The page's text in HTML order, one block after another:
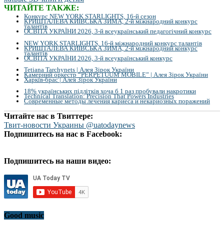
ЧИТАЙТЕ ТАКЖЕ:
Конкурс NEW YORK STARLIGHTS, 16-й сезон
КРИШТАЛЕВА КИЇВСЬКА ЗИМА, 2-й міжнародний конкурс
талантів
ОСВІТА УКРАЇНИ 2026, 3-й всеукраїнський педагогічний конкурс
NEW YORK STARLIGHTS, 16-й міжнародний конкурс талантів
КРИШТАЛЕВА КИЇВСЬКА ЗИМА, 2-й міжнародний конкурс
талантів
ОСВІТА УКРАЇНИ 2026, 3-й всеукраїнський конкурс
Tetiana Tarchynets | Алея Зірок України
Камерний оркестр “PERPETUUM MOBILE” | Алея Зірок України
Харків-брас | Алея Зірок України
18% українських підлітків хоча б 1 раз пробували накротики
Technical Translation: Precision That Powers Industries
Современные методы лечения кариеса и некариозных поражений
Читайте нас в Твиттере:
Твит-новости Украины @uatodaynews
Подпишитесь на нас в Facebook:
Подпишитесь на наши видео:
Good music